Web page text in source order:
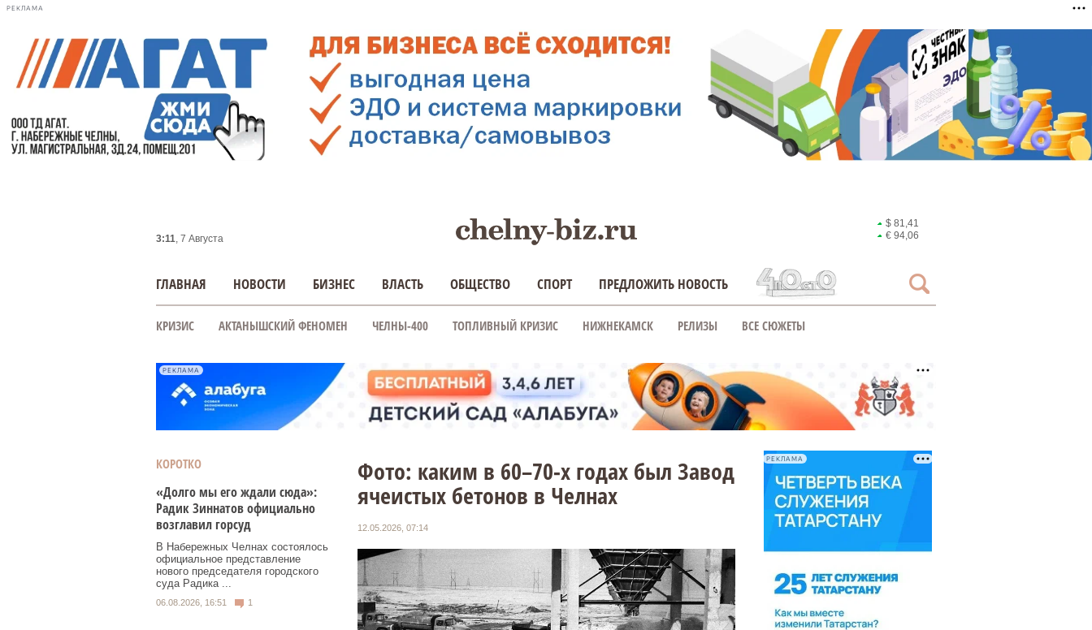
РЕКЛАМА
3:11, 7 Августа
$ 81,41
€ 94,06
ГЛАВНАЯ НОВОСТИ БИЗНЕС ВЛАСТЬ ОБЩЕСТВО СПОРТ ПРЕДЛОЖИТЬ НОВОСТЬ
КРИЗИС АКТАНЫШСКИЙ ФЕНОМЕН ЧЕЛНЫ-400 ТОПЛИВНЫЙ КРИЗИС НИЖНЕКАМСК РЕЛИЗЫ ВСЕ СЮЖЕТЫ
РЕКЛАМА
КОРОТКО
«Долго мы его ждали сюда»:
Радик Зиннатов официально
возглавил горсуд
В Набережных Челнах состоялось
официальное представление
нового председателя городского
суда Радика ...
06.08.2026, 16:51 1
Фото: каким в 60–70-х годах был Завод
ячеистых бетонов в Челнах
12.05.2026, 07:14
РЕКЛАМА